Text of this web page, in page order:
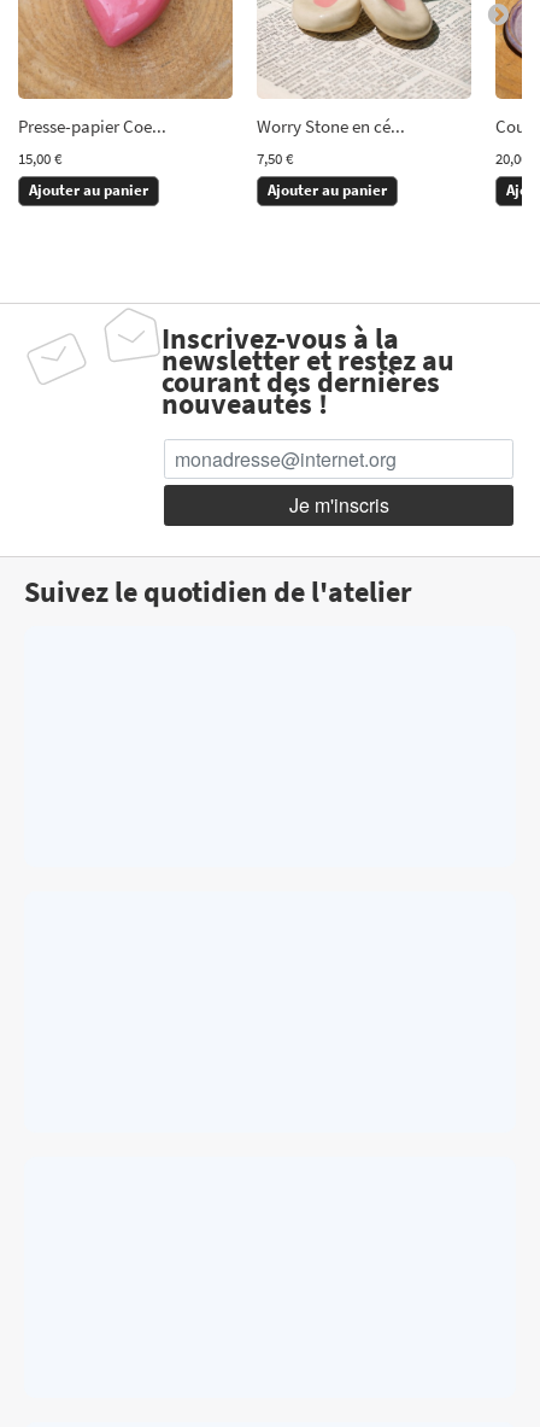
Presse-papier Coe...
15,00 €
Ajouter au panier
Worry Stone en cé...
7,50 €
Ajouter au panier
20,00 €
Inscrivez-vous à la
newsletter et restez au
courant des dernières
nouveautés !
Suivez le quotidien de l'atelier